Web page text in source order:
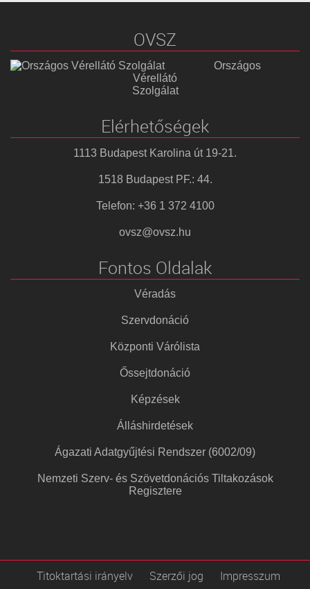
OVSZ
Országos
Vérellátó
Szolgálat
Elérhetőségek
1113 Budapest Karolina út 19-21.
1518 Budapest PF.: 44.
Telefon: +36 1 372 4100
ovsz@ovsz.hu
Fontos Oldalak
Véradás
Szervdonáció
Központi Várólista
Őssejtdonáció
Képzések
Álláshirdetések
Ágazati Adatgyűjtési Rendszer (6002/09)
Nemzeti Szerv- és Szövetdonációs Tiltakozások
Regisztere
Titoktartási irányelv Szerzői jog
Impresszum